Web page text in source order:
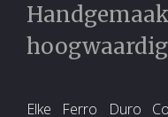
Elke Ferro Duro